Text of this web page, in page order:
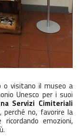
o visitano il museo a
Unesco per i suoi
Servizi Cimiteriali
no, favorire la
emozioni,